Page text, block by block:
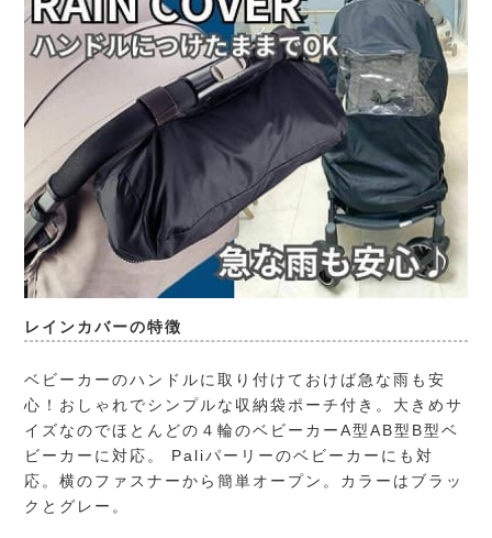
レインカバーの特徴
ベビーカーのハンドルに取り付けておけば急な雨も安
心！おしゃれでシンプルな収納袋ポーチ付き。大きめサ
イズなのでほとんどの４輪のベビーカーA型AB型B型ベ
ビーカーに対応。 Paliパーリーのベビーカーにも対
応。横のファスナーから簡単オープン。カラーはブラッ
クとグレー。